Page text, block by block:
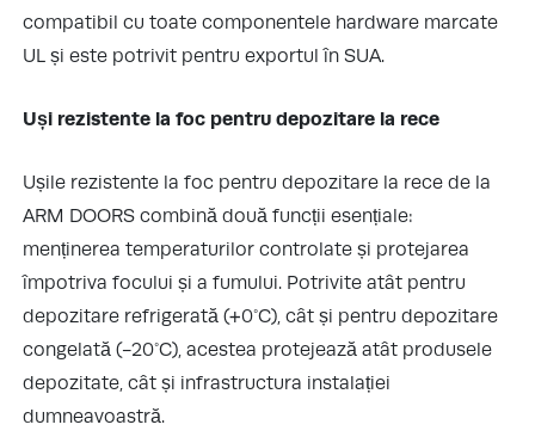
compatibil cu toate componentele hardware marcate
UL și este potrivit pentru exportul în SUA.
Uși rezistente la foc pentru depozitare la rece
Ușile rezistente la foc pentru depozitare la rece de la
ARM DOORS combină două funcții esențiale:
menținerea temperaturilor controlate și protejarea
împotriva focului și a fumului. Potrivite atât pentru
depozitare refrigerată (+0°C), cât și pentru depozitare
congelată (-20°C), acestea protejează atât produsele
depozitate, cât și infrastructura instalației
dumneavoastră.